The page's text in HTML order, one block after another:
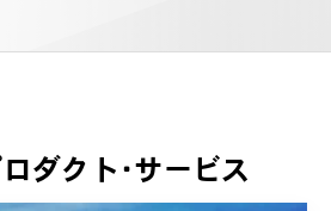
ダクト・サービス